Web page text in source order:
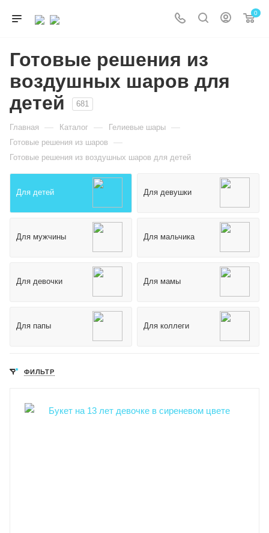
0
Готовые решения из
воздушных шаров для
детей
681
Главная — Каталог — Гелиевые шары —
Готовые решения из шаров —
Готовые решения из воздушных шаров для детей
Для детей Для девушки
Для мужчины Для мальчика
Для девочки Для мамы
Для папы Для коллеги
ФИЛЬТР